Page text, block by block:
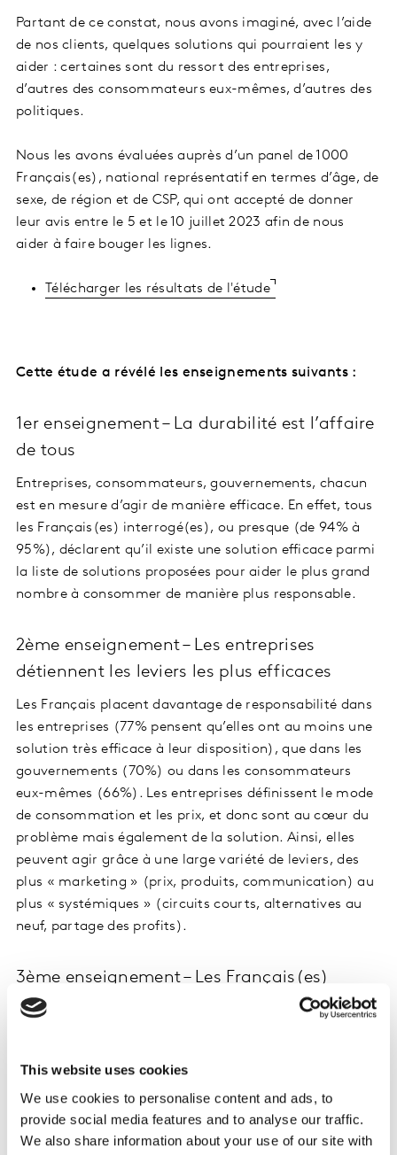
This website uses cookies
We use cookies to personalise content and ads, to
provide social media features and to analyse our traffic.
We also share information about your use of our site with
Partant de ce constat, nous avons imaginé, avec l’aide
de nos clients, quelques solutions qui pourraient les y
aider : certaines sont du ressort des entreprises,
d’autres des consommateurs eux-mêmes, d’autres des
politiques.
Nous les avons évaluées auprès d’un panel de 1000
Français(es), national représentatif en termes d’âge, de
sexe, de région et de CSP, qui ont accepté de donner
leur avis entre le 5 et le 10 juillet 2023 afin de nous
aider à faire bouger les lignes.
Télécharger les résultats de l'étude
Cette étude a révélé les enseignements suivants :
1er enseignement – La durabilité est l’affaire
de tous
Entreprises, consommateurs, gouvernements, chacun
est en mesure d’agir de manière efficace. En effet, tous
les Français(es) interrogé(es), ou presque (de 94% à
95%), déclarent qu’il existe une solution efficace parmi
la liste de solutions proposées pour aider le plus grand
nombre à consommer de manière plus responsable.
2ème enseignement – Les entreprises
détiennent les leviers les plus efficaces
Les Français placent davantage de responsabilité dans
les entreprises (77% pensent qu’elles ont au moins une
solution très efficace à leur disposition), que dans les
gouvernements (70%) ou dans les consommateurs
eux-mêmes (66%). Les entreprises définissent le mode
de consommation et les prix, et donc sont au cœur du
problème mais également de la solution. Ainsi, elles
peuvent agir grâce à une large variété de leviers, des
plus « marketing » (prix, produits, communication) au
plus « systémiques » (circuits courts, alternatives au
neuf, partage des profits).
3ème enseignement – Les Français(es)
plébiscitent un changement profond
économique. Démocratiser les produits et services les
plus respectueux de l’environnement et de la société
passe par une redéfinition de nos modes de productions